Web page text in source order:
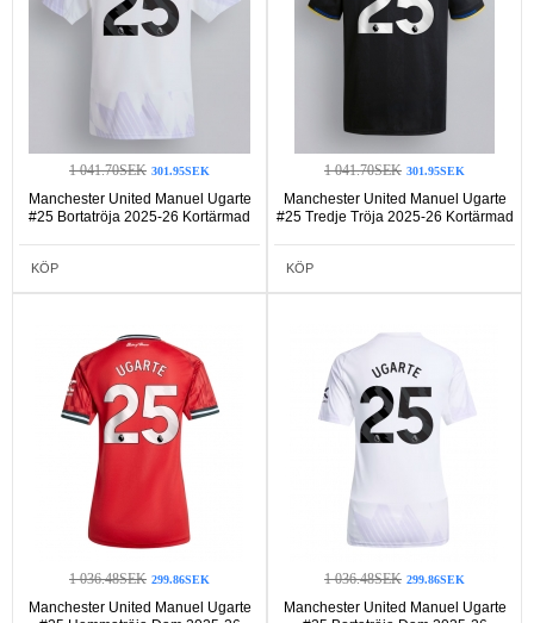
1 041.70SEK 301.95SEK
Manchester United Manuel Ugarte
#25 Bortatröja 2025-26 Kortärmad
KÖP
1 041.70SEK 301.95SEK
Manchester United Manuel Ugarte
#25 Tredje Tröja 2025-26 Kortärmad
KÖP
1 036.48SEK 299.86SEK
Manchester United Manuel Ugarte
1 036.48SEK 299.86SEK
Manchester United Manuel Ugarte